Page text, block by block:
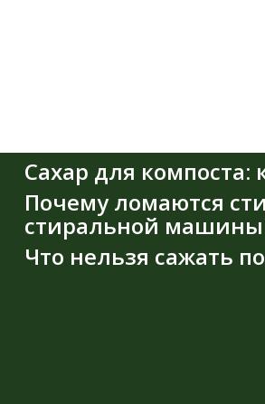
Сахар для компоста:
Почему ломаются
стиральной машины
Что нельзя сажать